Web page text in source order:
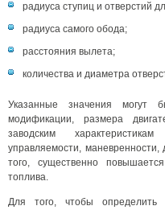
радиуса ступиц и отверстий
радиуса самого обода;
расстояния вылета;
количества и диаметра
Указанные значения
модификации, размера
заводским
управляемости,
того, существенно
топлива.
Для того, чтобы определить